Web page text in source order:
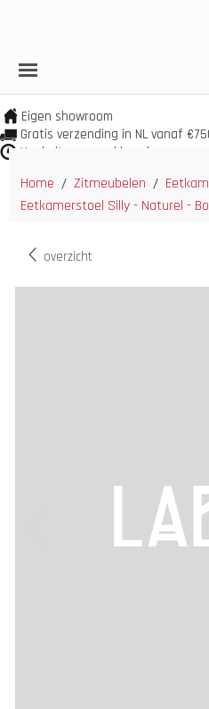
Eigen showroom
Gratis verzending in NL vanaf
Veel uit voorraad leverbaar
Home / Zitmeubelen /
Eetkamerstoel Silly - Naturel -
overzicht